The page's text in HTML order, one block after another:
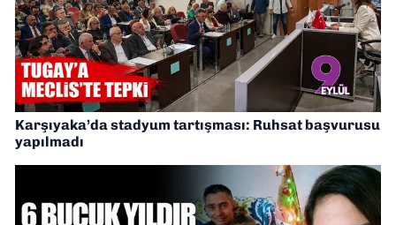
Karşıyaka’da stadyum tartışması: Ruhsat başvurusu
yapılmadı